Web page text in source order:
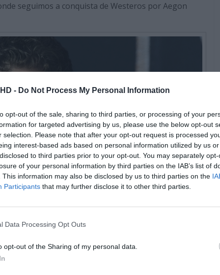
- Do Not Process My Personal Information
opt-out of the sale, sharing to third parties, or processing of your
for targeted advertising by us, please use the below opt-out
selection. Please note that after your opt-out request is processed
interest-based ads based on personal information utilized by us
to third parties prior to your opt-out. You may separately
of your personal information by third parties on the IAB’s list of
This information may also be disclosed by us to third parties on the
Participants that may further disclose it to other third parties.
Data Processing Opt Outs
opt-out of the Sharing of my personal data.
seguimos a conquista de Westeros por Aegon
ShutterStock (ID: 1359423152)
centrado na personagem de Kit Harington em